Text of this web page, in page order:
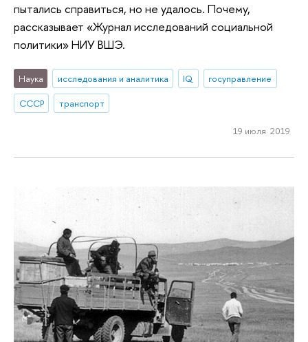
пытались справиться, но не удалось. Почему,
рассказывает «Журнал исследований социальной
политики» НИУ ВШЭ.
Наука исследования и аналитика IQ
госуправление
СССР
транспорт
19 июля 2019